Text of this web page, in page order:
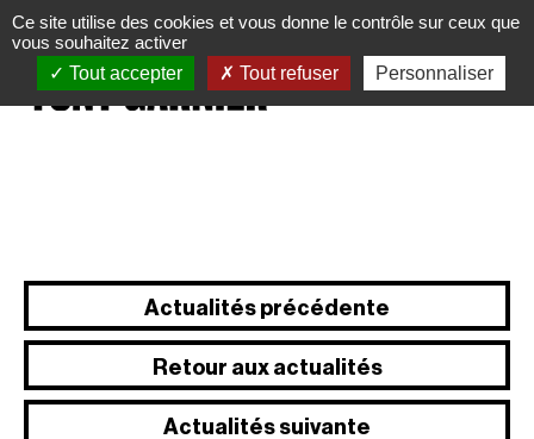
Actualités précédente
Retour aux actualités
Actualités suivante
Panneau de gestion des cookies
Ce site utilise des cookies et vous donne le contrôle sur ceux que
vous souhaitez activer
Tout accepter
Tout refuser Personnaliser